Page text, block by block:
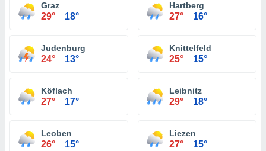
Graz
29° 18°
Hartberg
27° 16°
Judenburg
24° 13°
Knittelfeld
25° 15°
Köflach
27° 17°
Leibnitz
29° 18°
Leoben
26° 15°
Liezen
27° 15°